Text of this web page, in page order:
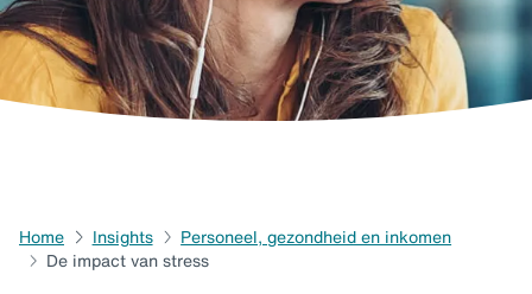
Home Insights
Personeel, gezondheid en inkomen
De impact van stress